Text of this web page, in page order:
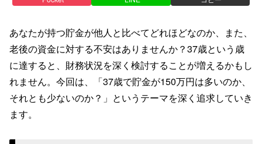
あなたが持つ貯金が他人と比べてどれほどなのか、また、
老後の資金に対する不安はありませんか？37歳という歳
に達すると、財務状況を深く検討することが増えるかもし
れません。今回は、「37歳で貯金が150万円は多いのか、
それとも少ないのか？」というテーマを深く追求していき
ます。